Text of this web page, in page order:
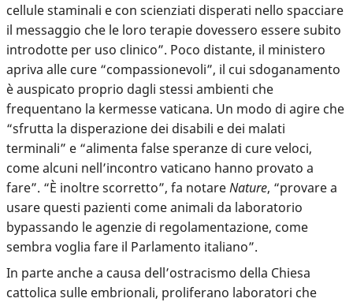
cellule staminali e con scienziati disperati nello spacciare
il messaggio che le loro terapie dovessero essere subito
introdotte per uso clinico”. Poco distante, il ministero
apriva alle cure “compassionevoli”, il cui sdoganamento
è auspicato proprio dagli stessi ambienti che
frequentano la kermesse vaticana. Un modo di agire che
“sfrutta la disperazione dei disabili e dei malati
terminali” e “alimenta false speranze di cure veloci,
come alcuni nell’incontro vaticano hanno provato a
fare”. “È inoltre scorretto”, fa notareNature, “provare a
usare questi pazienti come animali da laboratorio
bypassando le agenzie di regolamentazione, come
sembra voglia fare il Parlamento italiano”.
In parte anche a causa dell’ostracismo della Chiesa
cattolica sulle embrionali, proliferano laboratori che